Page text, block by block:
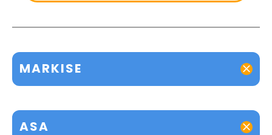
MARKISE
ASA